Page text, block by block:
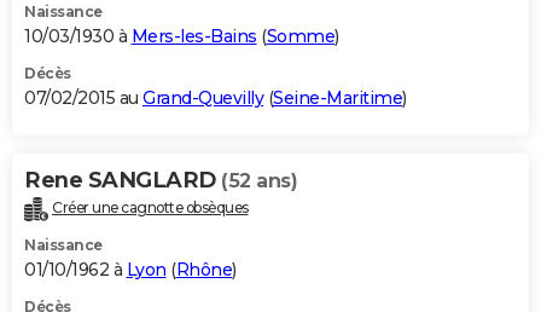
Naissance
10/03/1930 à Mers-les-Bains (Somme)
Décès
07/02/2015 au Grand-Quevilly(Seine-Maritime)
Rene SANGLARD (52 ans)
Créer une cagnotte obsèques
Naissance
01/10/1962 à Lyon (Rhône)
Décès